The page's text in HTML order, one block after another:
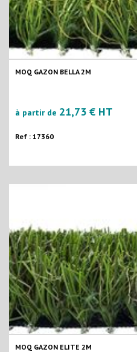
MOQ GAZON BELLA 2M
à partir de 21,73 € HT
Ref : 17360
MOQ GAZON ELITE 2M